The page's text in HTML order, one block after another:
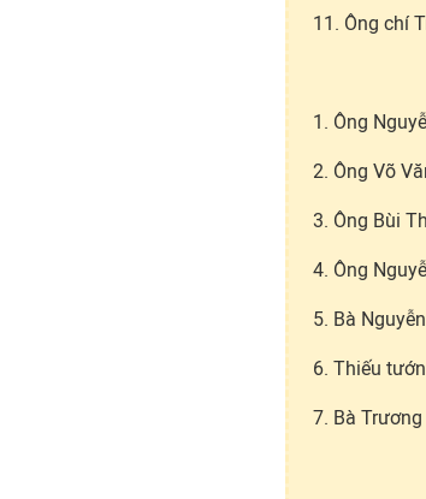
11. Ông chí
1. Ông
2. Ông Võ
3. Ông Bùi
4. Ông
5. Bà
6. Thiếu
7. Bà